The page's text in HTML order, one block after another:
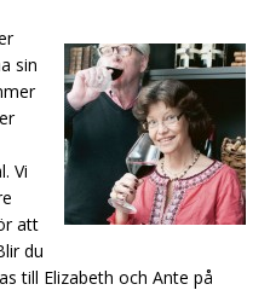
sin
Vi
att
du
till Elizabeth och Ante på